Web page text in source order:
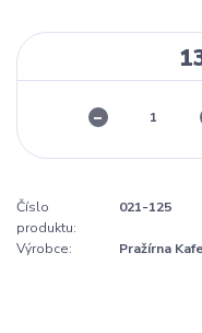
Číslo
produktu:
021-125
Výrobce: Pražírna